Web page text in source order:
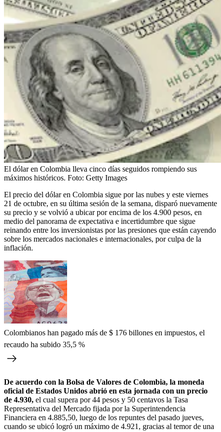
El dólar en Colombia lleva cinco días seguidos rompiendo sus
máximos históricos. Foto: Getty Images
El precio del dólar en Colombia sigue por las nubes y este viernes
21 de octubre, en su última sesión de la semana, disparó nuevamente
su precio y se volvió a ubicar por encima de los 4.900 pesos, en
medio del panorama de expectativa e incertidumbre que sigue
reinando entre los inversionistas por las presiones que están cayendo
sobre los mercados nacionales e internacionales, por culpa de la
inflación.
Colombianos han pagado más de $ 176 billones en impuestos, el
recaudo ha subido 35,5 %
De acuerdo con la Bolsa de Valores de Colombia, la moneda
oficial de Estados Unidos abrió en esta jornada con un precio
de 4.930, el cual supera por 44 pesos y 50 centavos la Tasa
Representativa del Mercado fijada por la Superintendencia
Financiera en 4.885,50, luego de los repuntes del pasado jueves,
cuando se ubicó logró un máximo de 4.921, gracias al temor de una